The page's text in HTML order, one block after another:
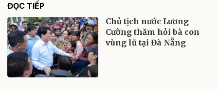
ĐỌC TIẾP
Chủ tịch nước Lương
Cường thăm hỏi bà con
vùng lũ tại Đà Nẵng